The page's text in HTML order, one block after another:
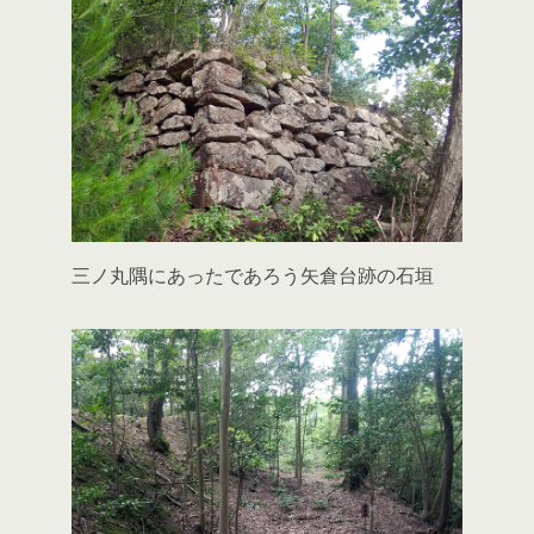
三ノ丸隅にあったであろう矢倉台跡の石垣